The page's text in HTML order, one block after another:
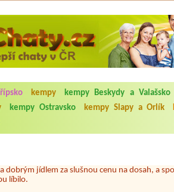
kempy kempy Beskydy a Valašsko
kempy Ostravsko kempy Slapy a Orlík
do 1.8. 2026. Kemp jako takový je pěkný.
není samozřejmost. V kempu je
hluk z repráků u stanů a absolutní
hrála jiná hudba.Kemp pěkný, ale takový
dva. Na začátku prázdnin. Přijeli jsme
dobrým jídlem za slušnou cenu na dosah, a
líbilo.